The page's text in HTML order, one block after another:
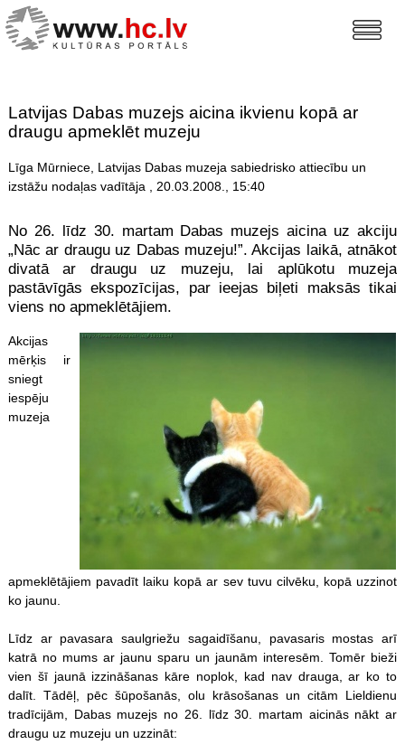
Latvijas Dabas muzejs aicina ikvienu kopā ar
draugu apmeklēt muzeju
Līga Mūrniece, Latvijas Dabas muzeja sabiedrisko attiecību un
izstāžu nodaļas vadītāja , 20.03.2008., 15:40
No 26. līdz 30. martam Dabas muzejs aicina uz akciju
„Nāc ar draugu uz Dabas muzeju!”. Akcijas laikā, atnākot
divatā ar draugu uz muzeju, lai aplūkotu muzeja
pastāvīgās ekspozīcijas, par ieejas biļeti maksās tikai
viens no apmeklētājiem.
Akcijas
mērķis ir
sniegt
iespēju
muzeja
apmeklētājiem pavadīt laiku kopā ar sev tuvu cilvēku, kopā uzzinot
ko jaunu.
Līdz ar pavasara saulgriežu sagaidīšanu, pavasaris mostas arī
katrā no mums ar jaunu sparu un jaunām interesēm. Tomēr bieži
vien šī jaunā izzināšanas kāre noplok, kad nav drauga, ar ko to
dalīt. Tādēļ, pēc šūpošanās, olu krāsošanas un citām Lieldienu
tradīcijām, Dabas muzejs no 26. līdz 30. martam aicinās nākt ar
draugu uz muzeju un uzzināt: